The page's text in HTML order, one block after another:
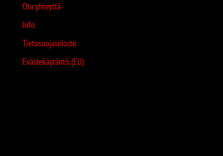
Ota yhteyttä
Info
Tietosuojaseloste
Evästekäytäntö (EU)